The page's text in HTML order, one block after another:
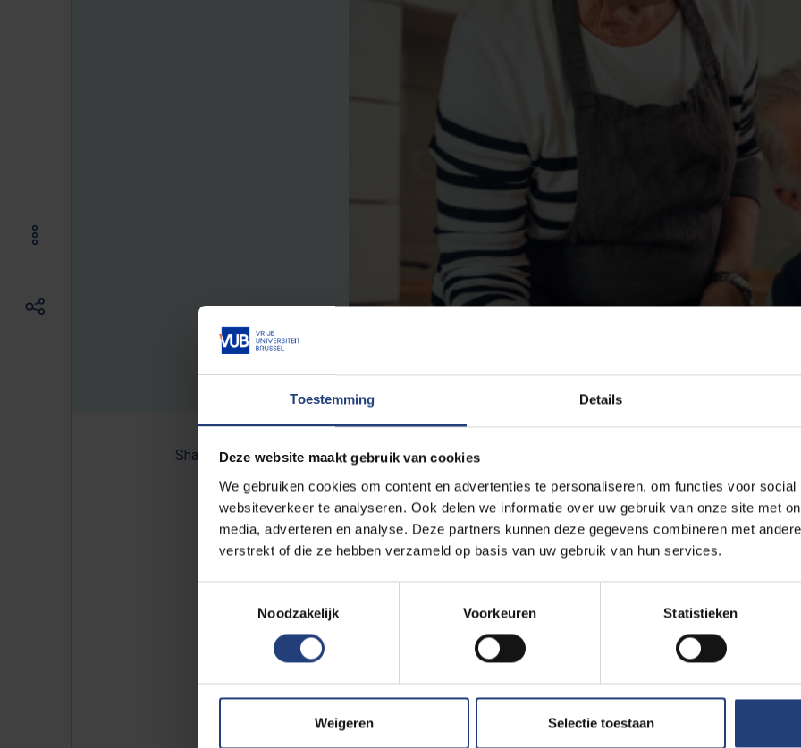
Toestemming Details
Deze website maakt gebruik van cookies
We gebruiken cookies om content en advertenties te personaliseren, om functies voor
websiteverkeer te analyseren. Ook delen we informatie over uw gebruik van onze site met
media, adverteren en analyse. Deze partners kunnen deze gegevens combineren met
verstrekt of die ze hebben verzameld op basis van uw gebruik van hun services.
Noodzakelijk
Voorkeuren Statistieken
Weigeren Selectie toestaan
Share: